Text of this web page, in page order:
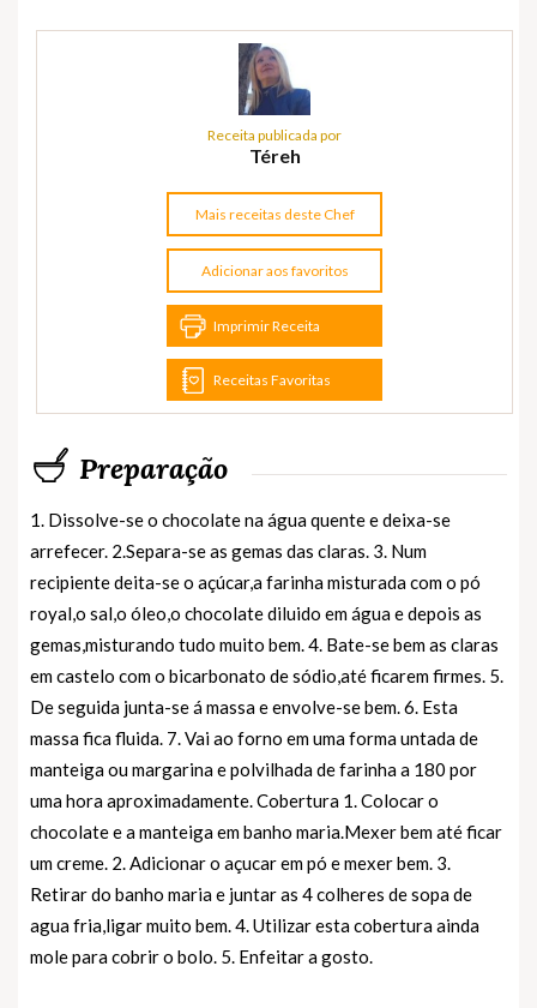
Receita publicada por
Téreh
Mais receitas deste Chef
Adicionar aos favoritos
Imprimir Receita
Receitas Favoritas
Preparação
1. Dissolve-se o chocolate na água quente e deixa-se
arrefecer. 2.Separa-se as gemas das claras. 3. Num
recipiente deita-se o açúcar,a farinha misturada com o pó
royal,o sal,o óleo,o chocolate diluido em água e depois as
gemas,misturando tudo muito bem. 4. Bate-se bem as claras
em castelo com o bicarbonato de sódio,até ficarem firmes. 5.
De seguida junta-se á massa e envolve-se bem. 6. Esta
massa fica fluida. 7. Vai ao forno em uma forma untada de
manteiga ou margarina e polvilhada de farinha a 180 por
uma hora aproximadamente. Cobertura 1. Colocar o
chocolate e a manteiga em banho maria.Mexer bem até ficar
um creme. 2. Adicionar o açucar em pó e mexer bem. 3.
Retirar do banho maria e juntar as 4 colheres de sopa de
agua fria,ligar muito bem. 4. Utilizar esta cobertura ainda
mole para cobrir o bolo. 5. Enfeitar a gosto.